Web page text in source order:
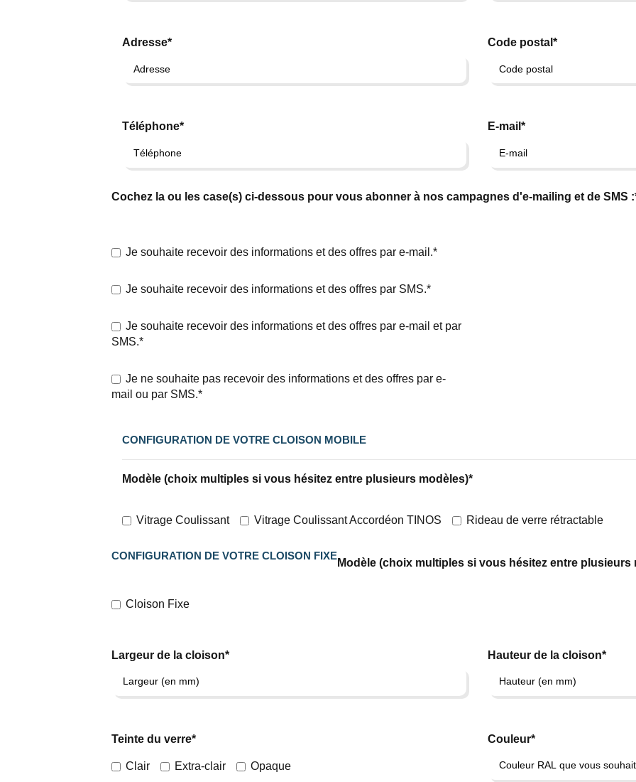
Adresse* Code postal*
Téléphone* E-mail*
Cochez la ou les case(s) ci-dessous pour vous abonner à nos campagnes d'e-mailing et de SMS
Je souhaite recevoir des informations et des offres par e-mail.*
Je souhaite recevoir des informations et des offres par SMS.*
Je souhaite recevoir des informations et des offres par e-mail et par
SMS.*
Je ne souhaite pas recevoir des informations et des offres par e-
mail ou par SMS.*
CONFIGURATION DE VOTRE CLOISON MOBILE
Modèle (choix multiples si vous hésitez entre plusieurs modèles)*
Vitrage Coulissant Vitrage Coulissant Accordéon TINOS Rideau de verre rétractable
CONFIGURATION DE VOTRE CLOISON FIXE
Modèle (choix multiples si vous hésitez entre plusieurs
Cloison Fixe
Largeur de la cloison* Hauteur de la cloison*
Teinte du verre*
Clair Extra-clair Opaque
Couleur*